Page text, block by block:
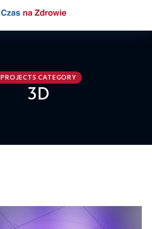
PROJECTS CATEGORY
3D